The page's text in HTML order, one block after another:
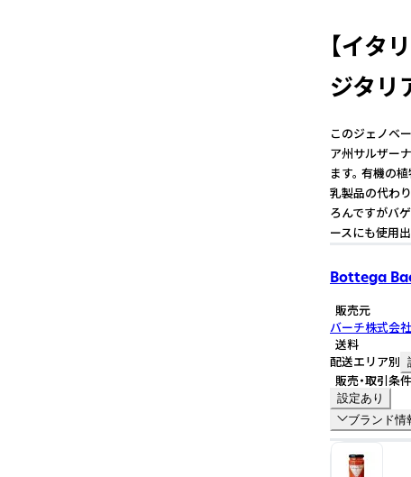
【イタ
ジタリ
このジェノベ
ア州サルザー
ます。 有機の
乳製品の代わ
ろんですがバ
ースにも使用出
Bottega
販売元
バーチ株式会社
送料
配送エリア別
販売・取引条件
設定あり
ブランド情